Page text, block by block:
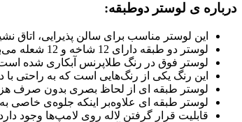
درباره ی لوستر دوطبقه:
این لوستر مناسب برای سالن پذیرایی، اتاق
لوستر دو طبقه دارای 12 شاخه و 12 شعله می‌باشد.
لوستر فوق در رنگ طلاپرنس آبکاری شده
این رنگ یکی از رنگ‌هایی است که به
لوستر طبقه‌ ای از لحاظ بصری بدون صرف
لوستر طبقه‌ ای علاوه‌بر اینکه جلوه‌ی خاصی
قابلیت قرار گرفتن لاله روی لامپ‌ها وجود